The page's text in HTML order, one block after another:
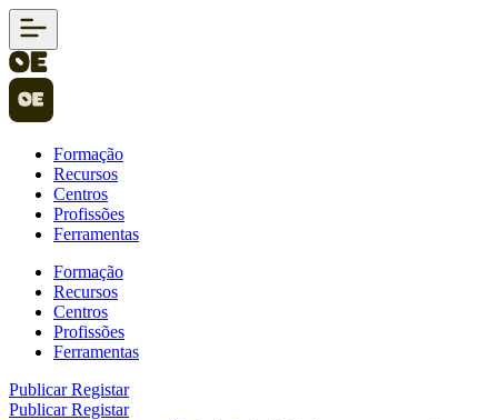
Formação
Recursos
Centros
Profissões
Ferramentas
Formação
Recursos
Centros
Profissões
Ferramentas
PublicarRegistar
PublicarRegistar